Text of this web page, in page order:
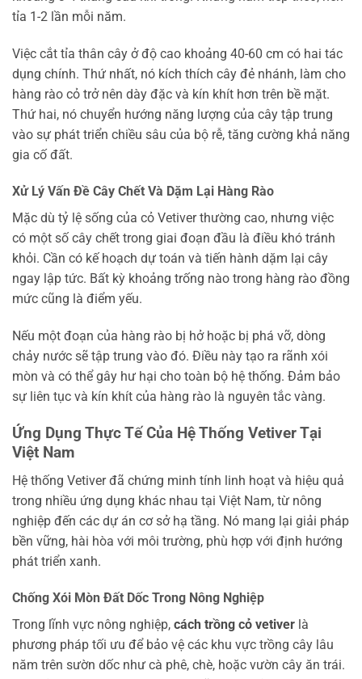
tỉa 1-2 lần mỗi năm.
Việc cắt tỉa thân cây ở độ cao khoảng 40-60 cm có hai tác
dụng chính. Thứ nhất, nó kích thích cây đẻ nhánh, làm cho
hàng rào cỏ trở nên dày đặc và kín khít hơn trên bề mặt.
Thứ hai, nó chuyển hướng năng lượng của cây tập trung
vào sự phát triển chiều sâu của bộ rễ, tăng cường khả năng
gia cố đất.
Xử Lý Vấn Đề Cây Chết Và Dặm Lại Hàng Rào
Mặc dù tỷ lệ sống của cỏ Vetiver thường cao, nhưng việc
có một số cây chết trong giai đoạn đầu là điều khó tránh
khỏi. Cần có kế hoạch dự toán và tiến hành dặm lại cây
ngay lập tức. Bất kỳ khoảng trống nào trong hàng rào đồng
mức cũng là điểm yếu.
Nếu một đoạn của hàng rào bị hở hoặc bị phá vỡ, dòng
chảy nước sẽ tập trung vào đó. Điều này tạo ra rãnh xói
mòn và có thể gây hư hại cho toàn bộ hệ thống. Đảm bảo
sự liên tục và kín khít của hàng rào là nguyên tắc vàng.
Ứng Dụng Thực Tế Của Hệ Thống Vetiver Tại
Việt Nam
Hệ thống Vetiver đã chứng minh tính linh hoạt và hiệu quả
trong nhiều ứng dụng khác nhau tại Việt Nam, từ nông
nghiệp đến các dự án cơ sở hạ tầng. Nó mang lại giải pháp
bền vững, hài hòa với môi trường, phù hợp với định hướng
phát triển xanh.
Chống Xói Mòn Đất Dốc Trong Nông Nghiệp
Trong lĩnh vực nông nghiệp, cách trồng cỏ vetiver là
phương pháp tối ưu để bảo vệ các khu vực trồng cây lâu
năm trên sườn dốc như cà phê, chè, hoặc vườn cây ăn trái.